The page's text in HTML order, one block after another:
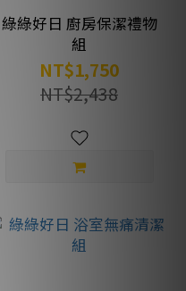
綠綠好日 廚房保潔禮物
組
NT$1,750
NT$2,438